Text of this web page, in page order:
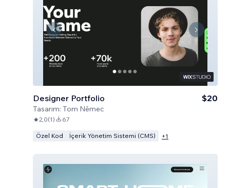
Designer Portfolio
Tasarım: Tom Němec
$20
2,0(1) 67
Özel Kod İçerik Yönetim Sistemi (CMS) +1